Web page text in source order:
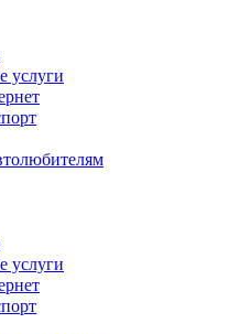
услуги
услуги